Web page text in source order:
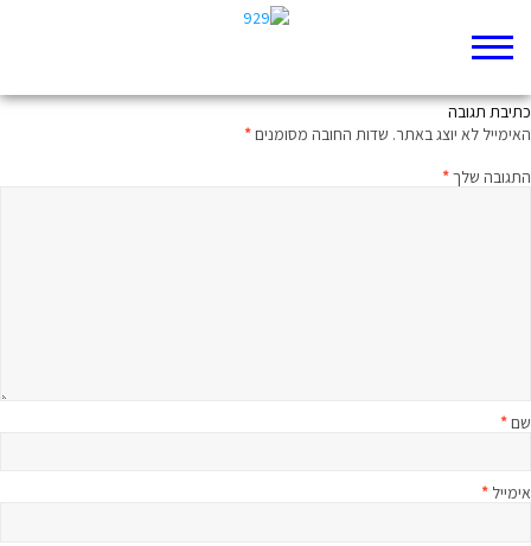
כתיבת תגובה
האימייל לא יוצג באתר. שדות החובה מסומנים*
התגובה שלך*
שם*
אימייל *